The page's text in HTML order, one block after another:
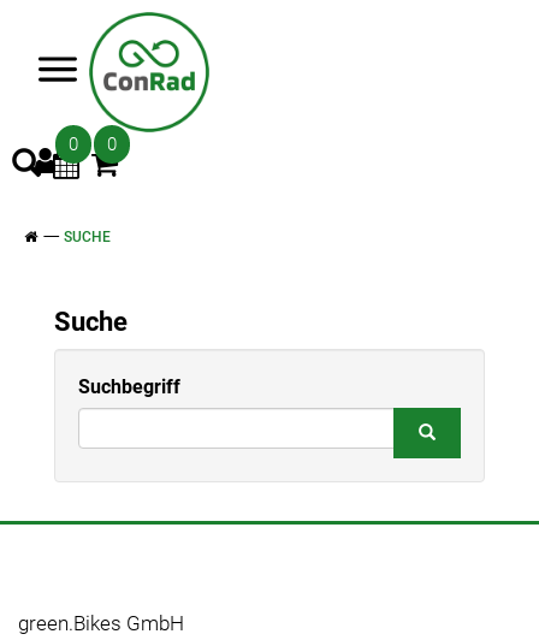
0 0
SUCHE
Suche
Suchbegriff
green.Bikes GmbH